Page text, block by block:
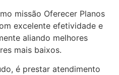
missão Oferecer Planos
excelente efetividade e
aliando melhores
mais baixos.
é prestar atendimento